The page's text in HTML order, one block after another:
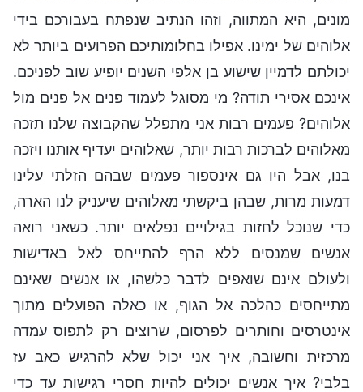
מונים, היא המתווה, וזהו הנתיב שנפתח בעבורכם בידי
אלוהים של ימינו. אפילו בחלומותיכם הפרועים ביותר לא
יכולתם לדמיין שישוע בן אלפי השנים יופיע שוב לפניכם.
אינכם אסירי תודה? מי מסוגל לעמוד פנים אל פנים מול
אלוהים? פעמים רבות אני מתפלל שהקבוצה שלנו תזכה
מאלוהים לברכות רבות יותר, שאלוהים יעדיף אותנו ויזכה
בנו, אבל היו גם אינספור פעמים שבהם הזלתי עלינו
דמעות מרות, שבהן ביקשתי מאלוהים שיעניק לנו הארה,
כדי שנוכל לחזות בגילויים נפלאים יותר. כשאני רואה
אנשים שמנסים ללא הרף להתייחס לאל באדישות
ולעולם אינם שואפים לדבר כלשהו, או אנשים שאינם
מתייחסים כהלכה אל הגוף, או כאלה הפועלים מתוך
אינטרסים וחותרים לפרסום, שרוצים רק לתפוס עמדה
מרכזית וחשובה, איך אני יכול שלא להרגיש כאב עז
בלבי? איך אנשים יכולים להיות חסרי רגישות עד כדי